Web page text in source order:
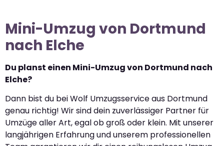
Mini-Umzug von Dortmund
nach Elche
Du planst einen Mini-Umzug von Dortmund nach
Elche?
Dann bist du bei Wolf Umzugsservice aus Dortmund
genau richtig! Wir sind dein zuverlässiger Partner für
Umzüge aller Art, egal ob groß oder klein. Mit unserer
langjährigen Erfahrung und unserem professionellen